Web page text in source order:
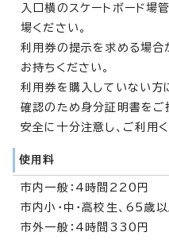
入口横のスケートボード場
場ください。
利用券の提示を求める場合
お持ちください。
利用券を購入していない方
確認のため身分証明書をご
安全に十分注意し、ご利用く
使用料
市内一般：4時間220円
市内小・中・高校生、65歳
市外一般：4時間330円